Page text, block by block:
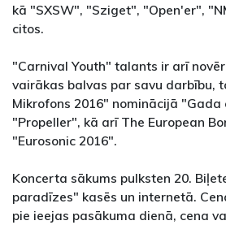
kā "SXSW", "Sziget", "Open'er",
citos.
"Carnival Youth" talants ir arī
vairākas balvas par savu darbību,
Mikrofons 2016" nominācijā
"Propeller", kā arī The European
"Eurosonic 2016".
Koncerta sākums pulksten 20.
paradīzes" kasēs un internetā.
pie ieejas pasākuma dienā, cena